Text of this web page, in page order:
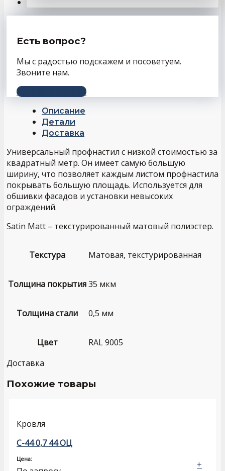
Есть вопрос?
Мы с радостью подскажем и посоветуем.
Звоните нам.
+7 (343) 243-56-66
Описание
Детали
Доставка
Универсальный профнастил с низкой стоимостью за
квадратный метр. Он имеет самую большую
ширину, что позволяет каждым листом профнастила
покрывать большую площадь. Используется для
обшивки фасадов и установки невысоких
ограждений.
Satin Matt – текстурированный матовый полиэстер.
Текстура Матовая, текстурированная
Толщина покрытия35 мкм
Толщина стали 0,5 мм
Цвет
RAL 9005
Доставка
Похожие товары
Кровля
С-44 0,7 44 ОЦ
Цена: +